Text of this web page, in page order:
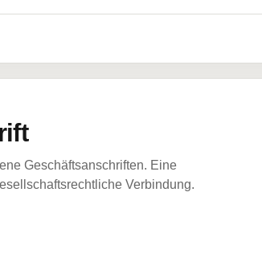
Geschäftsanschriften. Eine
Verbindung.